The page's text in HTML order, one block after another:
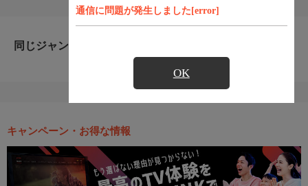
通信に問題が発生しました[error]
OK
同じジャンルのおすすめ番組
キャンペーン・お得な情報